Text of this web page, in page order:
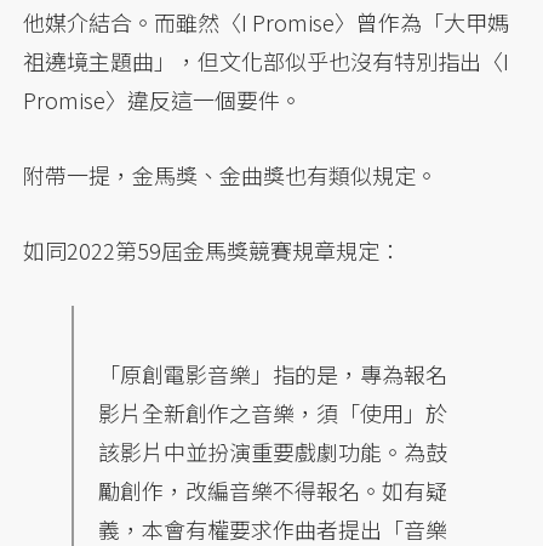
他媒介結合。而雖然〈I Promise〉曾作為「大甲媽
祖遶境主題曲」，但文化部似乎也沒有特別指出〈I
Promise〉違反這一個要件。
附帶一提，金馬獎、金曲獎也有類似規定。
如同2022第59屆金馬獎競賽規章規定：
「原創電影音樂」指的是，專為報名
影片全新創作之音樂，須「使用」於
該影片中並扮演重要戲劇功能。為鼓
勵創作，改編音樂不得報名。如有疑
義，本會有權要求作曲者提出「音樂